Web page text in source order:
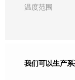
温度范围
我们可以生产系